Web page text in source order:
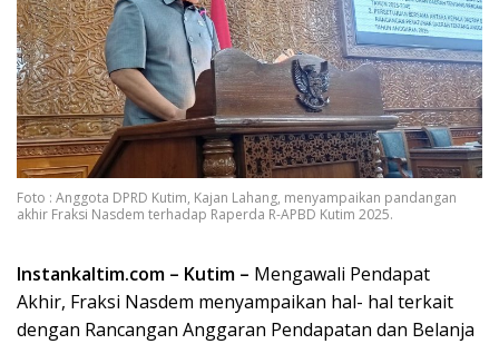
Foto : Anggota DPRD Kutim, Kajan Lahang, menyampaikan pandangan
akhir Fraksi Nasdem terhadap Raperda R-APBD Kutim 2025.
Instankaltim.com – Kutim – Mengawali Pendapat
Akhir, Fraksi Nasdem menyampaikan hal- hal terkait
dengan Rancangan Anggaran Pendapatan dan Belanja